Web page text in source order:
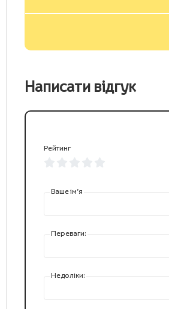
Написати відгук
Рейтинг
Ваше ім’я
Переваги:
Недоліки: